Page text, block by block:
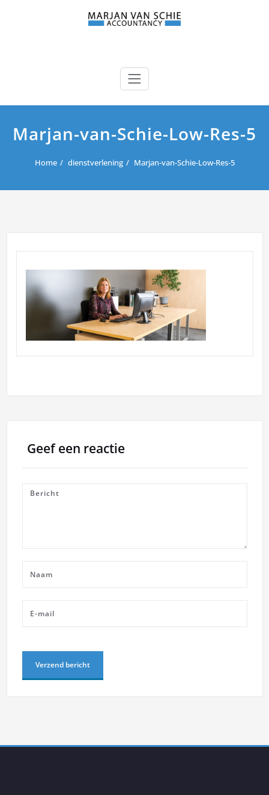
Marjan van Schie
boekhouding, belastingaangiftes en fiscaal advies.
Marjan-van-Schie-Low-Res-5
Home dienstverlening Marjan-van-Schie-Low-Res-5
Geef een reactie